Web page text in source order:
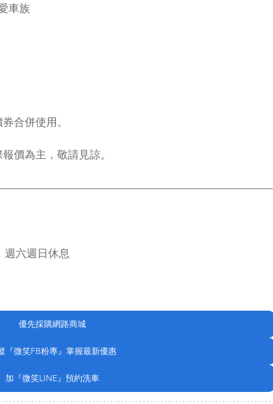
車族
合併使用。
價為主，敬請見諒。
週六週日休息
優先採購網路商城
『微笑FB粉專』掌握最新優惠
加『微笑LINE』預約洗車